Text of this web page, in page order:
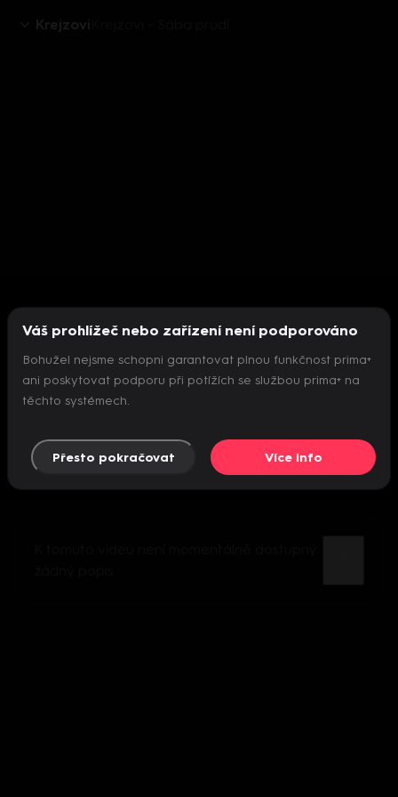
Krejzovi
Nepodařilo se inicializovat přehrávač
Váš prohlížeč nebo zařízení není podporováno
Bohužel nejsme schopni garantovat plnou funkčnost prima+
ani poskytovat podporu při potížích se službou prima+ na
těchto systémech.
Přesto pokračovat Více info